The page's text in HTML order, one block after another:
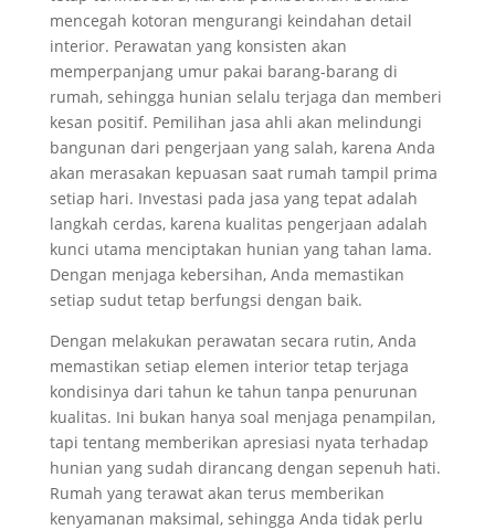
mencegah kotoran mengurangi keindahan detail
interior. Perawatan yang konsisten akan
memperpanjang umur pakai barang-barang di
rumah, sehingga hunian selalu terjaga dan memberi
kesan positif. Pemilihan jasa ahli akan melindungi
bangunan dari pengerjaan yang salah, karena Anda
akan merasakan kepuasan saat rumah tampil prima
setiap hari. Investasi pada jasa yang tepat adalah
langkah cerdas, karena kualitas pengerjaan adalah
kunci utama menciptakan hunian yang tahan lama.
Dengan menjaga kebersihan, Anda memastikan
setiap sudut tetap berfungsi dengan baik.
Dengan melakukan perawatan secara rutin, Anda
memastikan setiap elemen interior tetap terjaga
kondisinya dari tahun ke tahun tanpa penurunan
kualitas. Ini bukan hanya soal menjaga penampilan,
tapi tentang memberikan apresiasi nyata terhadap
hunian yang sudah dirancang dengan sepenuh hati.
Rumah yang terawat akan terus memberikan
kenyamanan maksimal, sehingga Anda tidak perlu